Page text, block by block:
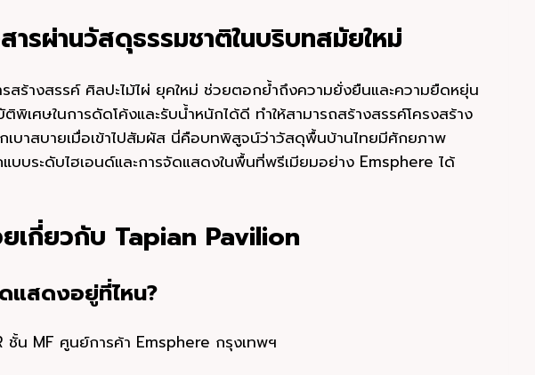
ารผ่านวัสดุธรรมชาติในบริบทสมัยใหม่
รสร้างสรรค์ ศิลปะไม้ไผ่ ยุคใหม่ ช่วยตอกย้ำถึงความยั่งยืนและความยืดหยุ่น
เศษในการดัดโค้งและรับน้ำหนักได้ดี ทำให้สามารถสร้างสรรค์โครงสร้าง
บาสบายเมื่อเข้าไปสัมผัส นี่คือบทพิสูจน์ว่าวัสดุพื้นบ้านไทยมีศักยภาพ
บบระดับไฮเอนด์และการจัดแสดงในพื้นที่พรีเมียมอย่าง Emsphere ได้
เกี่ยวกับ Tapian Pavilion
แสดงอยู่ที่ไหน?
ชั้น MF ศูนย์การค้า Emsphere กรุงเทพฯ